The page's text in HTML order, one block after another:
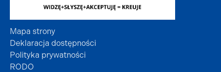
Mapa strony
Deklaracja dostępności
Polityka prywatności
RODO